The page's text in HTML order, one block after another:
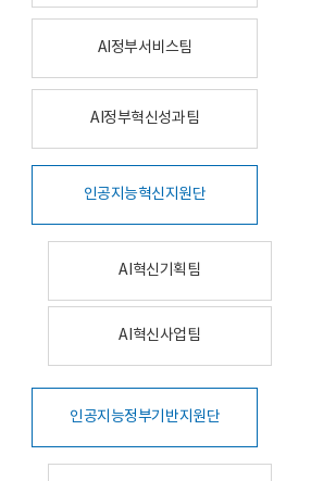
AI정부서비스팀
AI정부혁신성과팀
인공지능혁신지원단
AI혁신기획팀
AI혁신사업팀
인공지능정부기반지원단